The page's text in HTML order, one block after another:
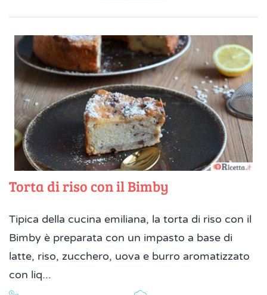
Torta di riso con il Bimby
Tipica della cucina emiliana, la torta di riso con il
Bimby è preparata con un impasto a base di
latte, riso, zucchero, uova e burro aromatizzato
con liq...